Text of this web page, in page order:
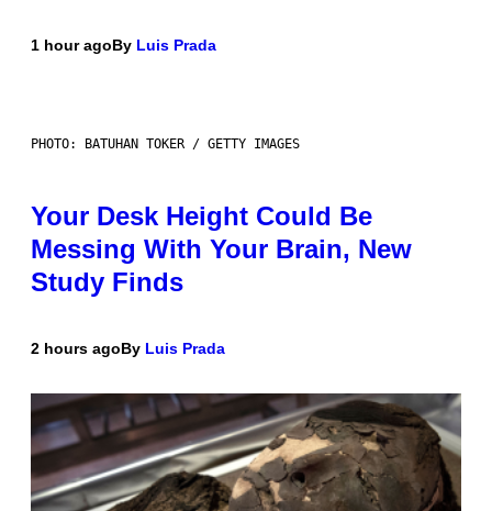
1 hour agoBy Luis Prada
PHOTO: BATUHAN TOKER / GETTY IMAGES
Your Desk Height Could Be
Messing With Your Brain, New
Study Finds
2 hours agoBy Luis Prada